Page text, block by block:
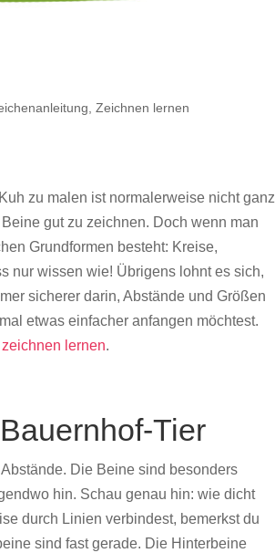
,Zeichnen lernen
zu malen ist normalerweise nicht ganz
gut zu zeichnen. Doch wenn man
Grundformen besteht: Kreise,
nur wissen wie! Übrigens lohnt es sich,
sicherer darin, Abstände und Größen
etwas einfacher anfangen möchtest.
lernen.
Tier
Die Beine sind besonders
hin. Schau genau hin: wie dicht
durch Linien verbindest, bemerkst du
sind fast gerade. Die Hinterbeine